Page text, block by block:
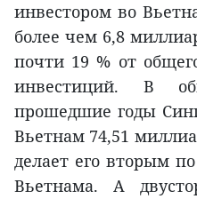
инвестором во
более чем 6,8
почти 19 % от
инвестиций. В
прошедшие годы
Вьетнам 74,51
делает его вторым
Вьетнама. А